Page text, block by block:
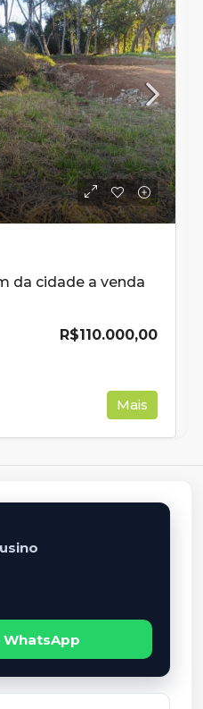
da cidade a venda
R$110.000,00
Mais
WhatsApp